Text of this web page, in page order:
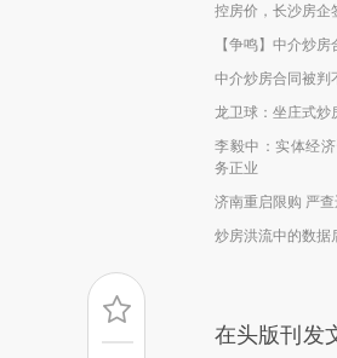
控房价，长沙房企
【争鸣】中介炒
中介炒房合同被判
龙卫球：坐庄式炒
李毅中：实体经
务正业
济南重启限购 严
炒房洪流中的数据
在头版刊发